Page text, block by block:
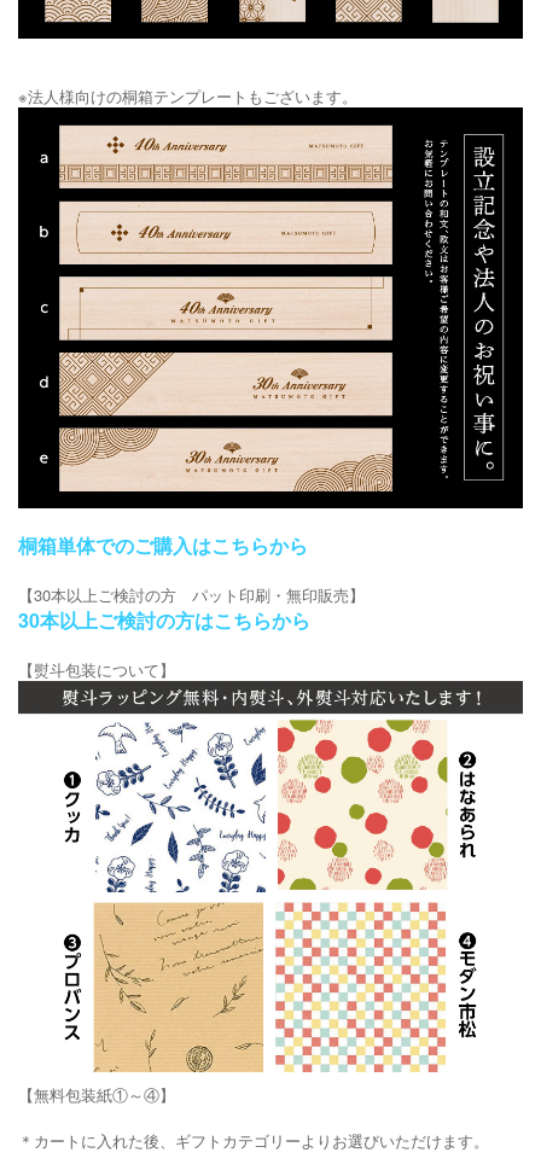
※法人様向けの桐箱テンプレートもございます。
桐箱単体でのご購入はこちらから
【30本以上ご検討の方 パット印刷・無印販売】
30本以上ご検討の方はこちらから
【熨斗包装について】
【無料包装紙①～④】
＊カートに入れた後、ギフトカテゴリーよりお選びいただけます。